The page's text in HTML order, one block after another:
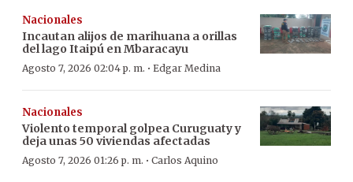
Nacionales
Incautan alijos de marihuana a orillas
del lago Itaipú en Mbaracayu
Agosto 7, 2026 02:04 p. m. · Edgar Medina
Nacionales
Violento temporal golpea Curuguaty y
deja unas 50 viviendas afectadas
Agosto 7, 2026 01:26 p. m. · Carlos Aquino